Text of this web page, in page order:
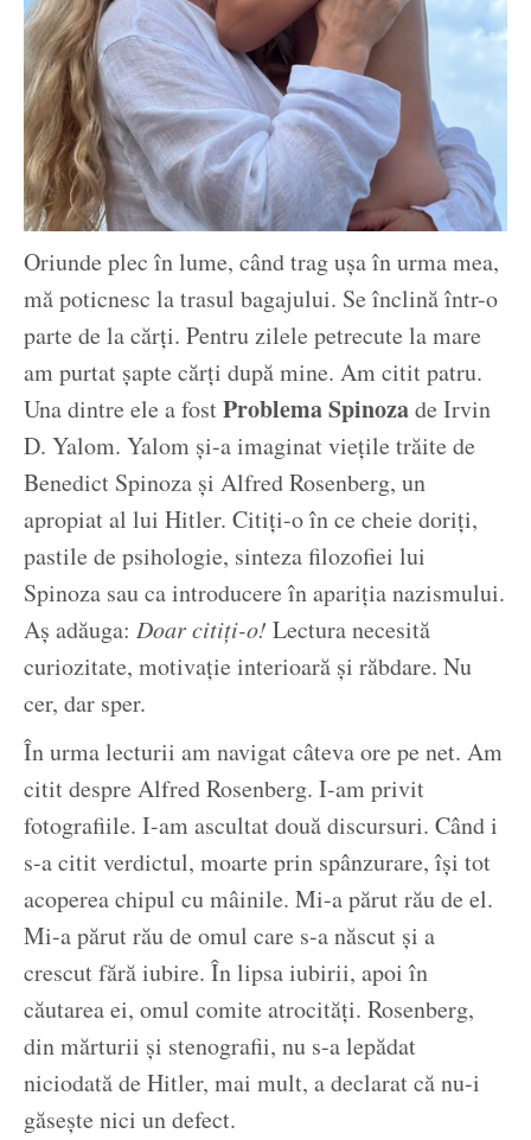
Oriunde plec în lume, când trag ușa în urma mea,
mă poticnesc la trasul bagajului. Se înclină într-o
parte de la cărți. Pentru zilele petrecute la mare
am purtat șapte cărți după mine. Am citit patru.
Una dintre ele a fostProblema Spinozade Irvin
D. Yalom. Yalom și-a imaginat viețile trăite de
Benedict Spinoza și Alfred Rosenberg, un
apropiat al lui Hitler. Citiți-o în ce cheie doriți,
pastile de psihologie, sinteza filozofiei lui
Spinoza sau ca introducere în apariția nazismului.
Aș adăuga: Doar citiți-o! Lectura necesită
curiozitate, motivație interioară și răbdare. Nu
cer, dar sper.
În urma lecturii am navigat câteva ore pe net. Am
citit despre Alfred Rosenberg. I-am privit
fotografiile. I-am ascultat două discursuri. Când i
s-a citit verdictul, moarte prin spânzurare, își tot
acoperea chipul cu mâinile. Mi-a părut rău de el.
Mi-a părut rău de omul care s-a născut și a
crescut fără iubire. În lipsa iubirii, apoi în
căutarea ei, omul comite atrocități. Rosenberg,
din mărturii și stenografii, nu s-a lepădat
niciodată de Hitler, mai mult, a declarat că nu-i
găsește nici un defect.